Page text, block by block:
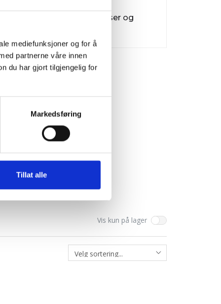
mediefunksjoner og for å
partnerne våre innen
du har gjort tilgjengelig for
Markedsføring
Tillat alle
Forbindelser og
Vis kun på lager